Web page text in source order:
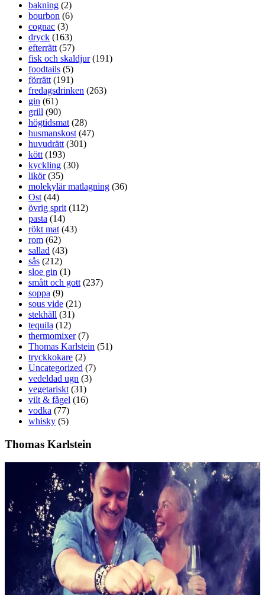
bakning (2)
bourbon (6)
cognac (3)
dryck (163)
efterrätt (57)
fisk och skaldjur(191)
foodtails (5)
förrätt (191)
fredagsdrinken (263)
gin (61)
grill (90)
högtidsmat (28)
husmanskost (47)
huvudrätt (301)
kött (193)
kyckling (30)
likör(35)
molekylär matlagning (36)
Ost (44)
övrig sprit (112)
pasta (14)
rökt mat (43)
rom (62)
sallad (43)
sås (212)
sloe gin (1)
smått och gott (237)
soppa (9)
sous vide (21)
stekhäll (31)
tequila (12)
thermomixer(7)
Thomas Karlstein (51)
tryckkokare (2)
Uncategorized (7)
vedeldad ugn (3)
vegetariskt (31)
vilt & fågel (16)
vodka (77)
whisky (5)
Thomas Karlstein